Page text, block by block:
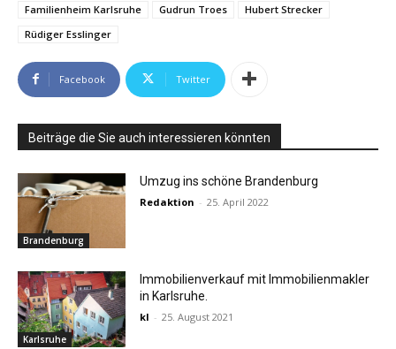
Familienheim Karlsruhe
Gudrun Troes
Hubert Strecker
Rüdiger Esslinger
Facebook Twitter
Beiträge die Sie auch interessieren könnten
Brandenburg
Umzug ins schöne Brandenburg
Redaktion - 25. April 2022
Karlsruhe
Immobilienverkauf mit Immobilienmakler
in Karlsruhe.
kl - 25. August 2021